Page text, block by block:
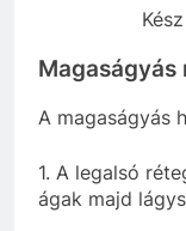
Magaságyás
A magaságyás
1. A legalsó
ágak majd